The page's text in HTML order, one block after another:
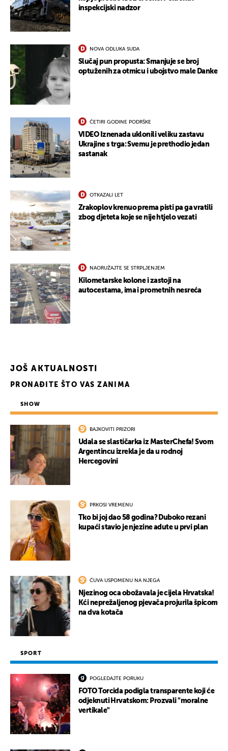
inspekcijski nadzor
NOVA ODLUKA SUDA
Slučaj pun propusta: Smanjuje se broj
optuženih za otmicu i ubojstvo male Danke
ČETIRI GODINE PODRŠKE
VIDEO Iznenada uklonili veliku zastavu
Ukrajine s trga: Svemu je prethodio jedan
sastanak
OTKAZALI LET
Zrakoplov krenuo prema pisti pa ga vratili
zbog djeteta koje se nije htjelo vezati
NAORUŽAJTE SE STRPLJENJEM
Kilometarske kolone i zastoji na
autocestama, ima i prometnih nesreća
JOŠ AKTUALNOSTI
PRONAĐITE ŠTO VAS ZANIMA
SHOW
BAJKOVITI PRIZORI
Udala se slastičarka iz MasterChefa! Svom
Argentincu izrekla je da u rodnoj
Hercegovini
PRKOSI VREMENU
Tko bi joj dao 58 godina? Duboko rezani
kupaći stavio je njezine adute u prvi plan
ČUVA USPOMENU NA NJEGA
Njezinog oca obožavala je cijela Hrvatska!
Kći neprežaljenog pjevača projurila špicom
na dva kotača
SPORT
POGLEDAJTE PORUKU
FOTO Torcida podigla transparente koji će
odjeknuti Hrvatskom: Prozvali "moralne
vertikale"
UKLJUČITE NOTIFIKACIJE